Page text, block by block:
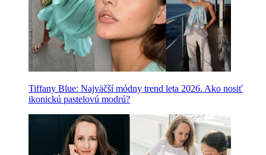
Tiffany Blue: Najväčší módny trend leta 2026. Ako nosiť
ikonickú pastelovú modrú?